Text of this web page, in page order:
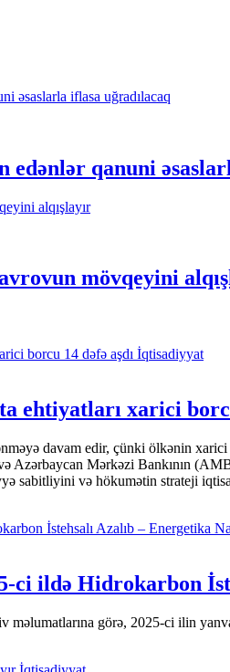
edənlər qanuni
mövqeyini
İqtisadiyyat
ehtiyatları xarici
davam edir, çünki ölkənin
Mərkəzi Bankının
sabitliyini və hökumətin strateji
ci ildə Hidrokarbon
məlumatlarına görə, 2025-ci ilin